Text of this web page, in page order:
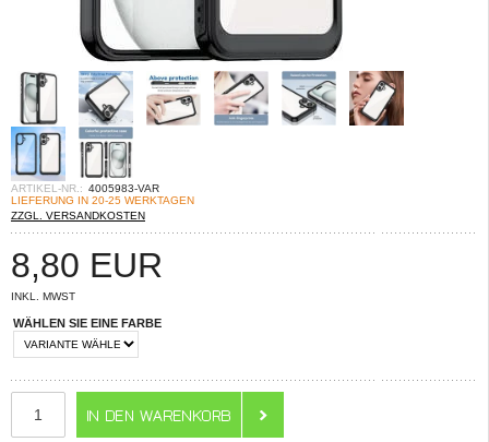
ARTIKEL-NR.: 4005983-VAR
LIEFERUNG IN 20-25 WERKTAGEN
ZZGL. VERSANDKOSTEN
8,80 EUR
INKL. MWST
WÄHLEN SIE EINE FARBE